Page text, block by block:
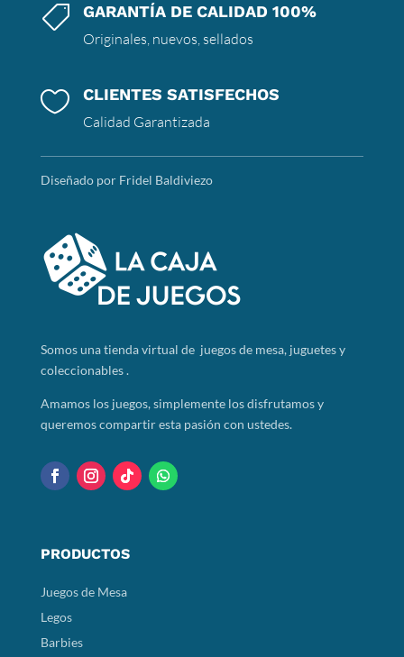
 GARANTÍA DE CALIDAD 100%
Originales, nuevos, sellados
 CLIENTES SATISFECHOS
Calidad Garantizada
Diseñado por Fridel Baldiviezo
Somosuna tienda virtual de juegos de mesa, juguetes y
coleccionables .
Amamos los juegos, simplemente los disfrutamos y
queremos compartir esta pasión con ustedes.
PRODUCTOS
Juegos de Mesa
Legos
Barbies